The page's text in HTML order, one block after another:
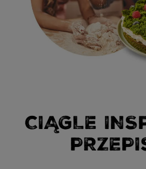
CIĄGLE